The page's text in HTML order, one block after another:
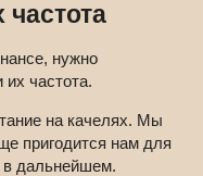
нужно
их частота.
на качелях. Мы
пригодится нам для
в дальнейшем.